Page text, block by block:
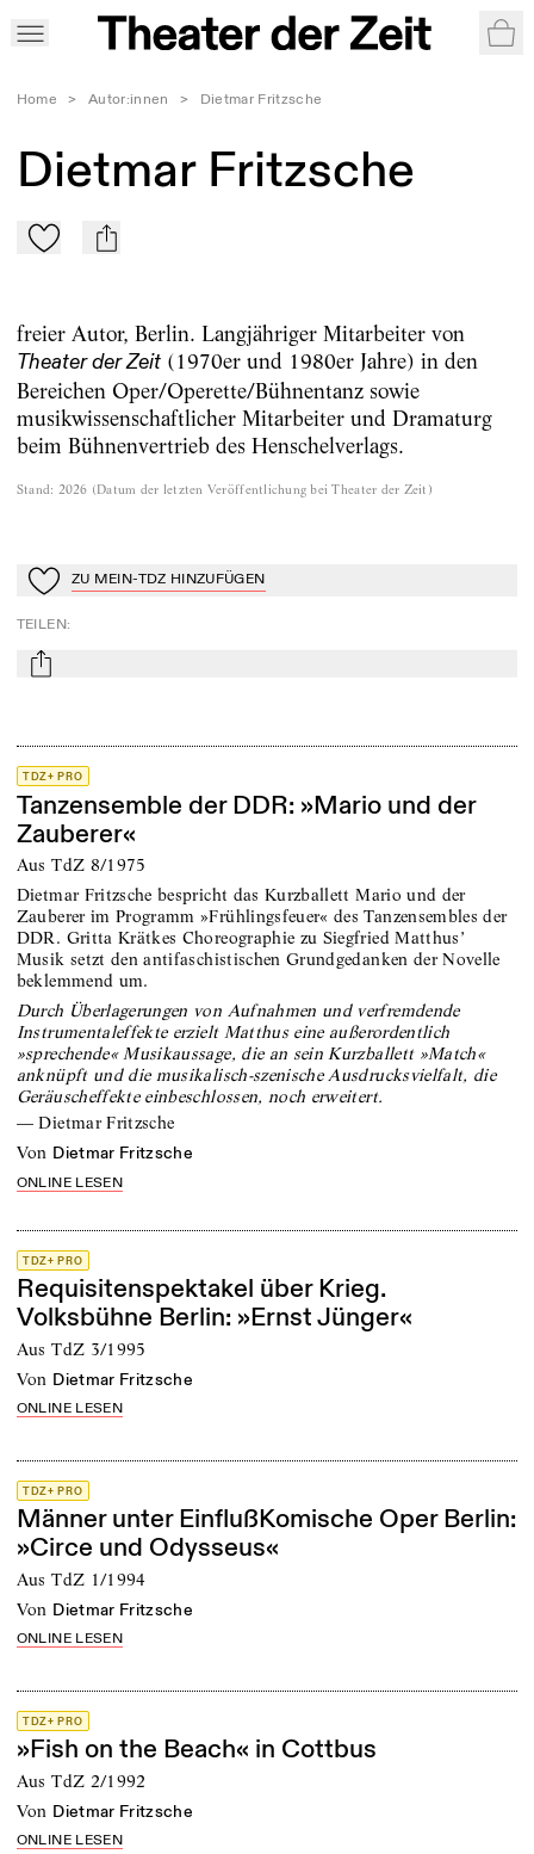
Home > Autor:innen > Dietmar Fritzsche
Dietmar Fritzsche
Zu Mein-TdZ hinzufügen
mail
freier Autor, Berlin. Langjähriger Mitarbeiter von
Theater der Zeit(1970er und 1980er Jahre) in den
Bereichen Oper/Operette/Bühnentanz sowie
musikwissenschaftlicher Mitarbeiter und Dramaturg
beim Bühnenvertrieb des Henschelverlags.
Stand: 2026 (Datum der letzten Veröffentlichung bei Theater der Zeit )
Zu Mein-TdZ hinzufügen
ZU MEIN-TDZ HINZUFÜGEN
TEILEN:
mail
TDZ+ PRO
Tanzensemble der DDR: »Mario und der
Zauberer«
Aus TdZ 8/1975
Dietmar Fritzsche bespricht das Kurzballett Mario und der
Zauberer im Programm »Frühlingsfeuer« des Tanzensembles der
DDR. Gritta Krätkes Choreographie zu Siegfried Matthus’
Musik setzt den antifaschistischen Grundgedanken der Novelle
beklemmend um.
Durch Überlagerungen von Aufnahmen und verfremdende
Instrumentaleffekte erzielt Matthus eine außerordentlich
»sprechende« Musikaussage, die an sein Kurzballett »Match«
anknüpft und die musikalisch-szenische Ausdrucksvielfalt, die
Geräuscheffekte einbeschlossen, noch erweitert.
—Dietmar Fritzsche
von Dietmar Fritzsche
ONLINE LESEN
TDZ+ PRO
Requisitenspektakel über Krieg.
Volksbühne Berlin: »Ernst Jünger«
Aus TdZ 3/1995
von Dietmar Fritzsche
ONLINE LESEN
TDZ+ PRO
Männer unter EinflußKomische Oper Berlin:
»Circe und Odysseus«
Aus TdZ 1/1994
von Dietmar Fritzsche
ONLINE LESEN
TDZ+ PRO
»Fish on the Beach« in Cottbus
Aus TdZ 2/1992
von Dietmar Fritzsche
ONLINE LESEN